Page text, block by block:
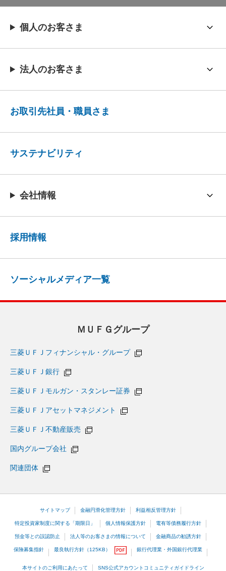
個人のお客さま
法人のお客さま
お取引先社員・職員さま
サステナビリティ
会社情報
採用情報
ソーシャルメディア一覧
ＭＵＦＧグループ
三菱ＵＦＪフィナンシャル・グループ
三菱ＵＦＪ銀行
三菱ＵＦＪモルガン・スタンレー証券
三菱ＵＦＪアセットマネジメント
三菱ＵＦＪ不動産販売
国内グループ会社
関連団体
サイトマップ 金融円滑化管理方針 利益相反管理方針
特定投資家制度に関する「期限日」 個人情報保護方針 電有等債務履行方針
預金等との誤認防止 法人等のお客さまの情報について 金融商品の勧誘方針
保険募集指針 最良執行方針（125KB） 銀行代理業・外国銀行代理業
本サイトのご利用にあたって SNS公式アカウントコミュニティガイドライン